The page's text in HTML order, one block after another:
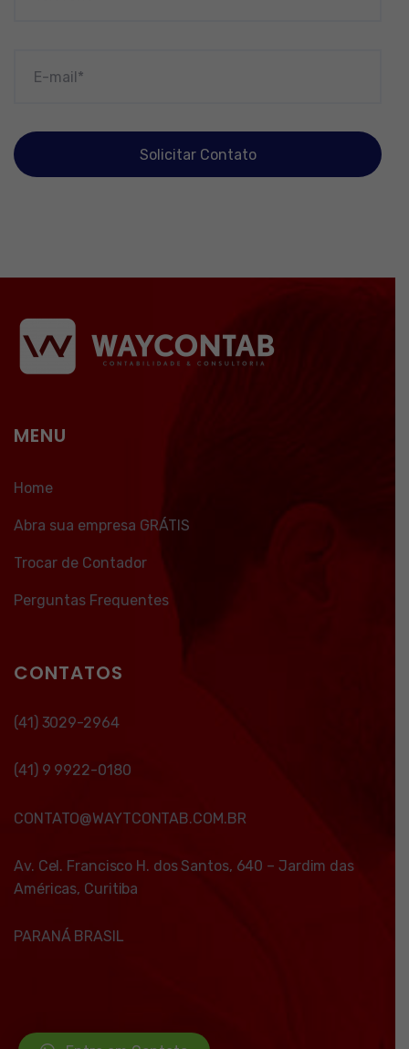
MENU
Home
Abra sua empresa GRÁTIS
Trocar de Contador
Perguntas Frequentes
CONTATOS
(41) 3029-2964
(41) 9 9922-0180
CONTATO@WAYTCONTAB.COM.BR
Av. Cel. Francisco H. dos Santos, 640 – Jardim das
Américas, Curitiba
PARANÁ BRASIL